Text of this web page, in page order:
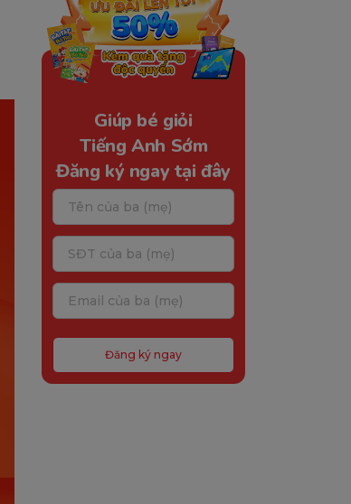
Giúp bé giỏi
Tiếng Anh Sớm
Đăng ký ngay tại đây
Đăng ký ngay